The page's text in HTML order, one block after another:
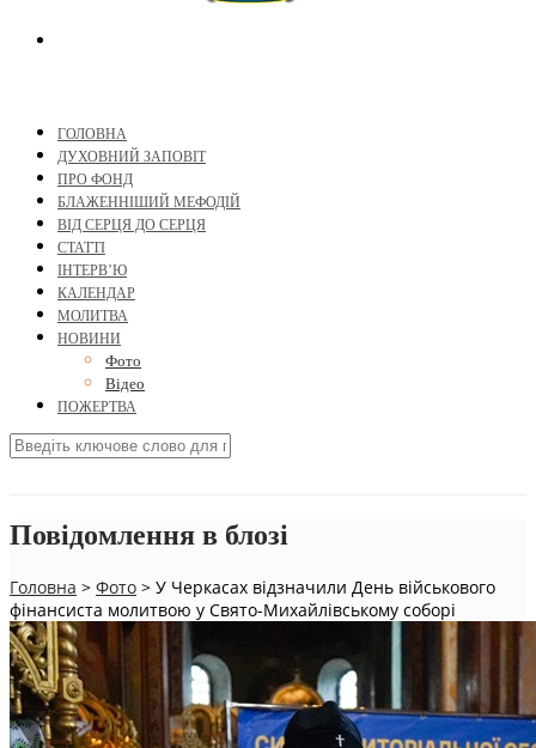
ГОЛОВНА
ДУХОВНИЙ ЗАПОВІТ
ПРО ФОНД
БЛАЖЕННІШИЙ МЕФОДІЙ
ВІД СЕРЦЯ ДО СЕРЦЯ
СТАТТІ
ІНТЕРВ’Ю
КАЛЕНДАР
МОЛИТВА
НОВИНИ
Фото
Відео
ПОЖЕРТВА
Повідомлення в блозі
Головна > Фото > У Черкасах відзначили День військового
фінансиста молитвою у Свято-Михайлівському соборі